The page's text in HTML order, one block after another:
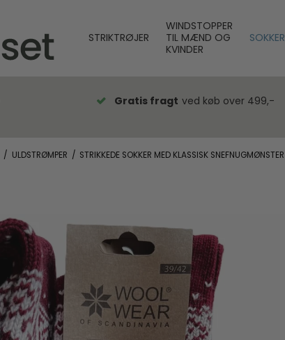
STRIKTRØJER
WINDSTOPPER
TIL MÆND OG
KVINDER
SOKKER
Gratis fragt ved køb over 499,-
/ ULDSTRØMPER / STRIKKEDE SOKKER MED KLASSISK SNEFNUGMØNSTER